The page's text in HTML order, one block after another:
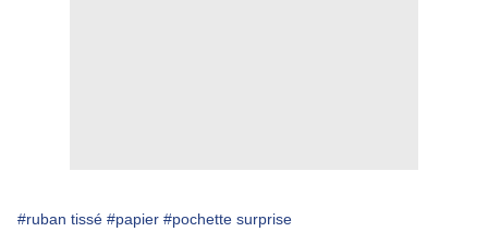
#ruban tissé #papier #pochette surprise